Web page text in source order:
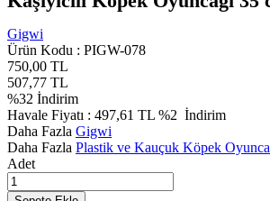
Gigwi
Ürün Kodu : PIGW-078
750,00 TL
507,77 TL
%32 İndirim
Havale Fiyatı : 497,61 TL %2 İndirim
Daha Fazla Gigwi
Daha Fazla Plastik ve Kauçuk Köpek
Adet